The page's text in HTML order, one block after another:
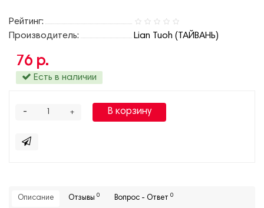
Рейтинг:
Производитель:
Lian Tuoh (ТАЙВАНЬ)
76 р.
Есть в наличии
+
- В корзину
Описание Отзывы 0 Вопрос - Ответ 0